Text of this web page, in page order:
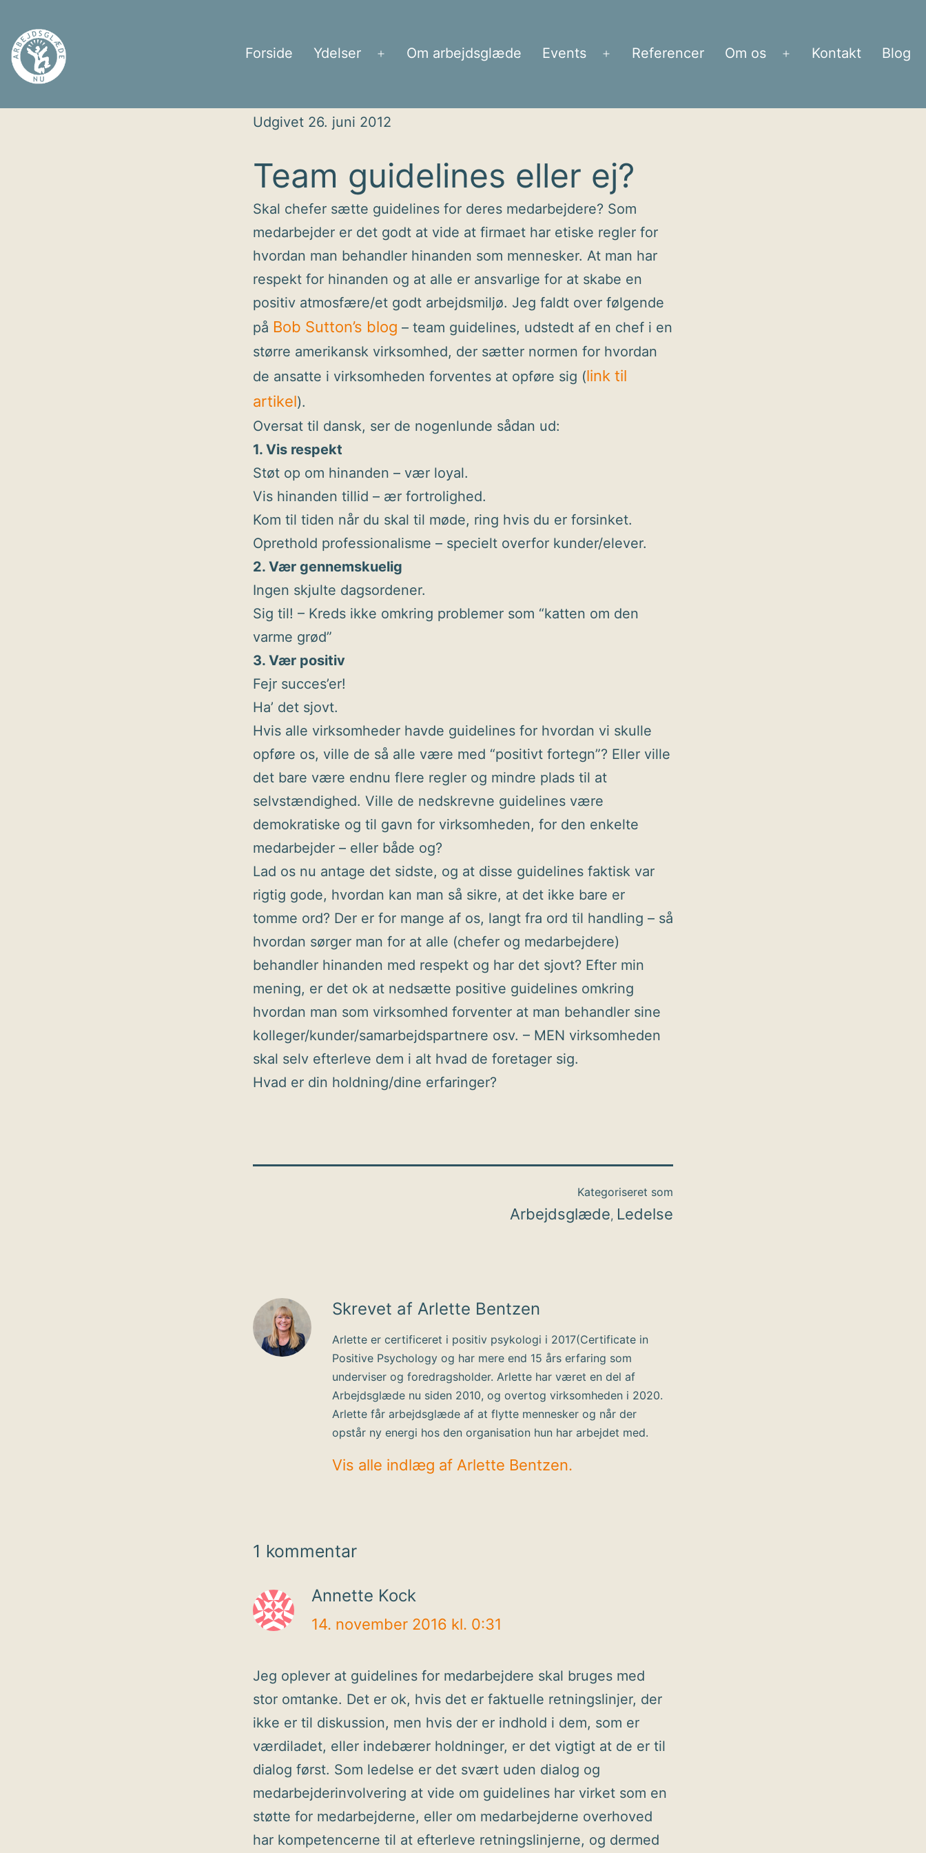
indhold
Arbejdsglæde
Forside Ydelser Om arbejdsglæde Events Referencer Om os Kontakt Blog
Udgivet 26. juni 2012
Team guidelines eller ej?
Skal chefer sætte guidelines for deres medarbejdere? Som
medarbejder er det godt at vide at firmaet har etiske regler for
hvordan man behandler hinanden som mennesker. At man har
respekt for hinanden og at alle er ansvarlige for at skabe en
positiv atmosfære/et godt arbejdsmiljø. Jeg faldt over følgende
på Bob Sutton’s blog – team guidelines, udstedt af en chef i en
større amerikansk virksomhed, der sætter normen for hvordan
de ansatte i virksomheden forventes at opføre sig (link til
artikel).
Oversat til dansk, ser de nogenlunde sådan ud:
1. Vis respekt
Støt op om hinanden – vær loyal.
Vis hinanden tillid – ær fortrolighed.
Kom til tiden når du skal til møde, ring hvis du er forsinket.
Oprethold professionalisme – specielt overfor kunder/elever.
2. Vær gennemskuelig
Ingen skjulte dagsordener.
Sig til! – Kreds ikke omkring problemer som “katten om den
varme grød”
3. Vær positiv
Fejr succes’er!
Ha’ det sjovt.
Hvis alle virksomheder havde guidelines for hvordan vi skulle
opføre os, ville de så alle være med “positivt fortegn”? Eller ville
det bare være endnu flere regler og mindre plads til at
selvstændighed. Ville de nedskrevne guidelines være
demokratiske og til gavn for virksomheden, for den enkelte
medarbejder – eller både og?
Lad os nu antage det sidste, og at disse guidelines faktisk var
rigtig gode, hvordan kan man så sikre, at det ikke bare er
tomme ord? Der er for mange af os, langt fra ord til handling – så
hvordan sørger man for at alle (chefer og medarbejdere)
behandler hinanden med respekt og har det sjovt? Efter min
mening, er det ok at nedsætte positive guidelines omkring
hvordan man som virksomhed forventer at man behandler sine
kolleger/kunder/samarbejdspartnere osv. – MEN virksomheden
skal selv efterleve dem i alt hvad de foretager sig.
Hvad er din holdning/dine erfaringer?
Kategoriseret som
Arbejdsglæde, Ledelse
Skrevet af Arlette Bentzen
Arlette er certificeret i positiv psykologi i 2017(Certificate in
Positive Psychology og har mere end 15 års erfaring som
underviser og foredragsholder. Arlette har været en del af
Arbejdsglæde nu siden 2010, og overtog virksomheden i 2020.
Arlette får arbejdsglæde af at flytte mennesker og når der
opstår ny energi hos den organisation hun har arbejdet med.
Vis alle indlæg af Arlette Bentzen.
1 kommentar
Annette Kock
14. november 2016 kl. 0:31
Jeg oplever at guidelines for medarbejdere skal bruges med
stor omtanke. Det er ok, hvis det er faktuelle retningslinjer, der
ikke er til diskussion, men hvis der er indhold i dem, som er
værdiladet, eller indebærer holdninger, er det vigtigt at de er til
dialog først. Som ledelse er det svært uden dialog og
medarbejderinvolvering at vide om guidelines har virket som en
støtte for medarbejderne, eller om medarbejderne overhoved
har kompetencerne til at efterleve retningslinjerne, og dermed